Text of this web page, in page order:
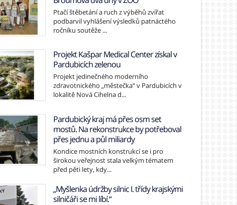
Ptačí štěbetání a ruch z výběhů zvířat
podbarvil vyhlášení výsledků patnáctého
ročníku soutěže ...
Projekt Kašpar Medical Center získal v
Pardubicích zelenou
Projekt jedinečného moderního
zdravotnického „městečka“ v Pardubicích v
lokalitě Nová Cihelna d...
Pardubický kraj má přes osm set
mostů. Na rekonstrukce by potřeboval
přes jednu a půl miliardy
Kondice mostních konstrukcí se i pro
širokou veřejnost stala velkým tématem
před pěti lety, kdy...
„Myšlenka údržby silnic I. třídy krajskými
silničáři se mi líbí.“